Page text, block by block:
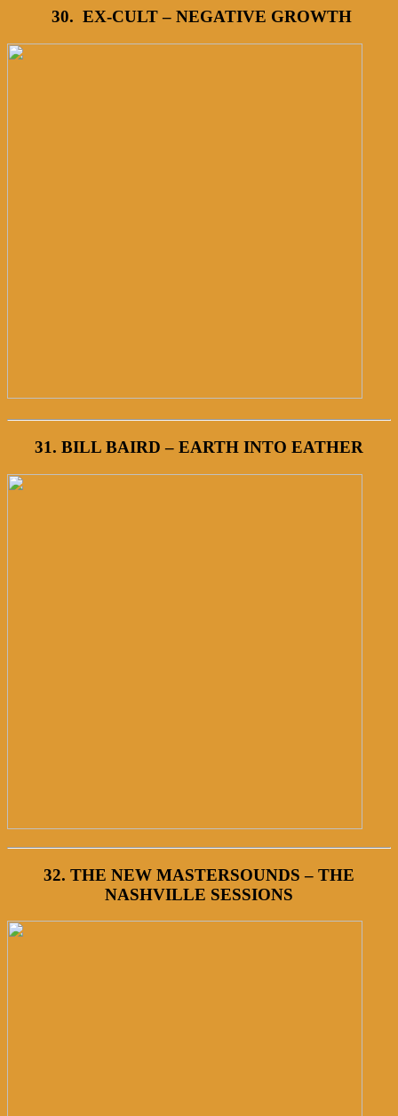
30. EX-CULT – NEGATIVE GROWTH
31. BILL BAIRD – EARTH INTO EATHER
32. THE NEW MASTERSOUNDS – THE
NASHVILLE SESSIONS